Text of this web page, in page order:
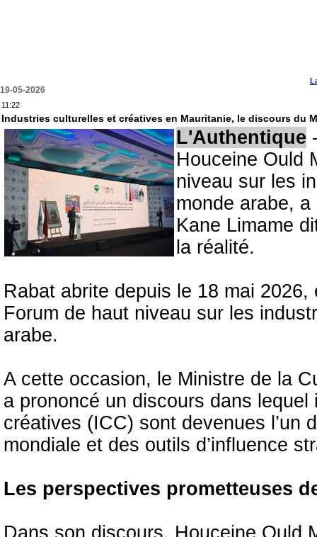
19-05-2026
11:22
Industries culturelles et créatives en Mauritanie, le discours du
L'Authentique
Houceine Ould
niveau sur les
monde arabe,
Kane Limame
la réalité.
Rabat abrite depuis le 18 mai
Forum de haut niveau sur les
arabe.
A cette occasion, le Ministre de la
a prononcé un discours dans
créatives (ICC) sont devenues l’un
mondiale et des outils d’influence
Les perspectives prometteuses